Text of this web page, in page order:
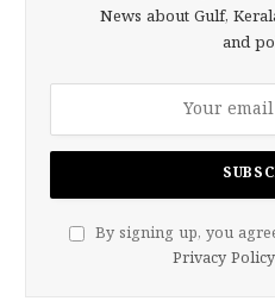
News about Gulf,
and
By signing up, you
Privacy Policy